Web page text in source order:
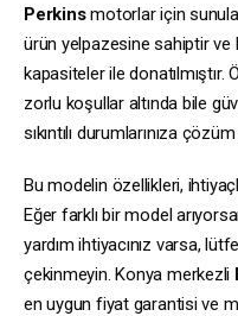
Perkinsmotorlar için
ürün yelpazesine sahiptir ve
kapasiteler ile donatılmıştır.
zorlu koşullar altında bile
sıkıntılı durumlarınıza
Bu modelin özellikleri,
Eğer farklı bir model
yardım ihtiyacınız varsa,
çekinmeyin. Konya merkezli
en uygun fiyat garantisi ve